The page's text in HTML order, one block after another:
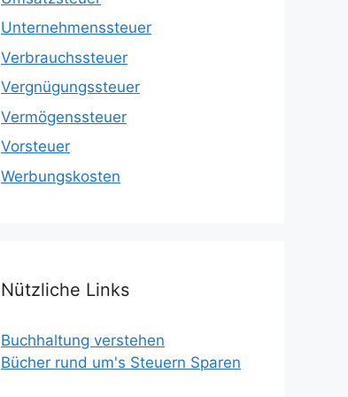
Unternehmenssteuer
Verbrauchssteuer
Vergnügungssteuer
Vermögenssteuer
Vorsteuer
Werbungskosten
Nützliche Links
Buchhaltung verstehen
Bücher rund um's Steuern Sparen